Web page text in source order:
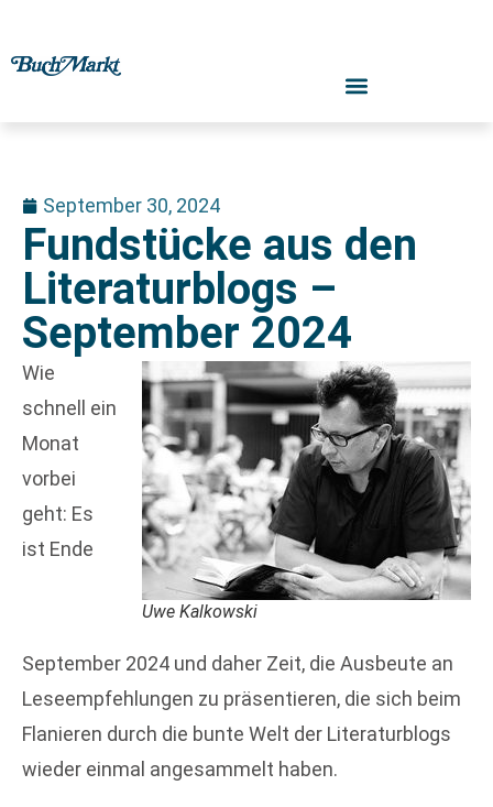
September 30, 2024
Fundstücke aus den
Literaturblogs –
September 2024
Uwe Kalkowski
Wie
schnell ein
Monat
vorbei
geht: Es
ist Ende
September 2024 und daher Zeit, die Ausbeute an
Leseempfehlungen zu präsentieren, die sich beim
Flanieren durch die bunte Welt der Literaturblogs
wieder einmal angesammelt haben.